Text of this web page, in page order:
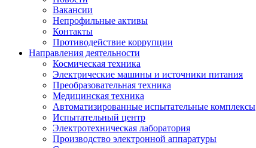
Вакансии
Непрофильные активы
Контакты
Противодействие коррупции
Направления деятельности
Космическая техника
Электрические машины и источники питания
Преобразовательная техника
Медицинская техника
Автоматизированные испытательные комплексы
Испытательный центр
Электротехническая лаборатория
Производство электронной аппаратуры